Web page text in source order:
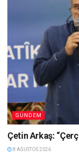
GÜNDEM
Çetin Arkaş:
8 AĞUSTOS 2026